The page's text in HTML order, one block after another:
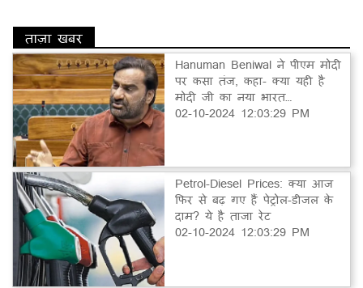
ताज़ा खबर
Hanuman Beniwal ने पीएम मोदी
पर कसा तंज, कहा- क्या यही है
मोदी जी का नया भारत…
02-10-2024 12:03:29 PM
Petrol-Diesel Prices: क्या आज
फिर से बढ़ गए हैं पेट्रोल-डीजल के
दाम? ये है ताजा रेट
02-10-2024 12:03:29 PM